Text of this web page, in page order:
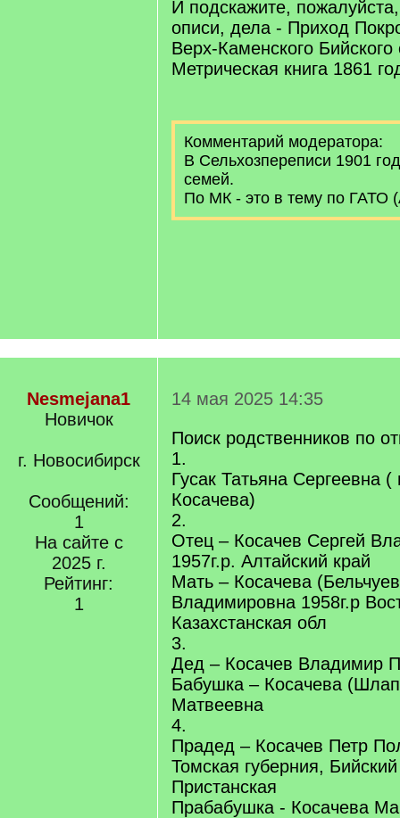
И подскажите,
описи, дела - Приход
Верх-Каменского Бийского
Метрическая книга 1861
Комментарий модератора:
В Сельхозпереписи 1901
семей.
По МК - это в тему по ГАТО
Nesmejana1
Новичок
г. Новосибирск
Сообщений:
1
На сайте с
2025 г.
Рейтинг:
1
14 мая 2025 14:35
Поиск родственников по
1.
Гусак Татьяна Сергеевна (
Косачева)
2.
Отец – Косачев Сергей
1957г.р. Алтайский край
Мать – Косачева
Владимировна 1958г.р
Казахстанская обл
3.
Дед – Косачев Владимир
Бабушка – Косачева
Матвеевна
4.
Прадед – Косачев Петр
Томская губерния,
Пристанская
Прабабушка - Косачева